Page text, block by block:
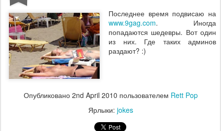
Последнее время подвисаю на
www.9gag.com. Иногда
попадаются шедевры. Вот один
из них. Где таких админов
раздают? :)
Опубликовано 2nd April 2010 пользователем Rett Pop
Ярлыки: jokes